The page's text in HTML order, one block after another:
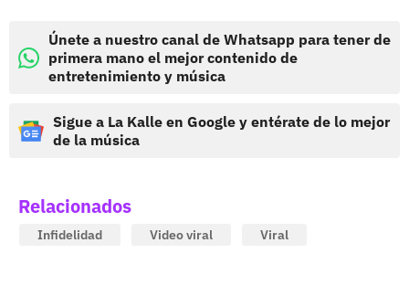
Únete a nuestro canal de Whatsapp para tener de
primera mano el mejor contenido de
entretenimiento y música
Sigue a La Kalle en Google y entérate de lo mejor
de la música
Relacionados
Infidelidad Video viral Viral